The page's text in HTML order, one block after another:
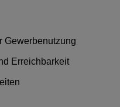
Gewerbenutzung
Erreichbarkeit